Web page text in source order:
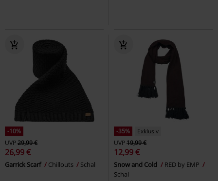
-10%
UVP29,99 €
26,99 €
Garrick Scarf Chillouts Schal
-35%
Exklusiv
UVP19,99 €
12,99 €
Snow and Cold
RED by EMP
Schal